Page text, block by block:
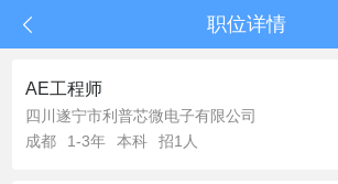
职位详情
AE工程师
四川遂宁市利普芯微电子有限公司
成都
1-3年 本科 招1人